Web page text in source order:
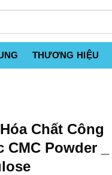
THƯƠNG HIỆU
Chất Công
Powder _